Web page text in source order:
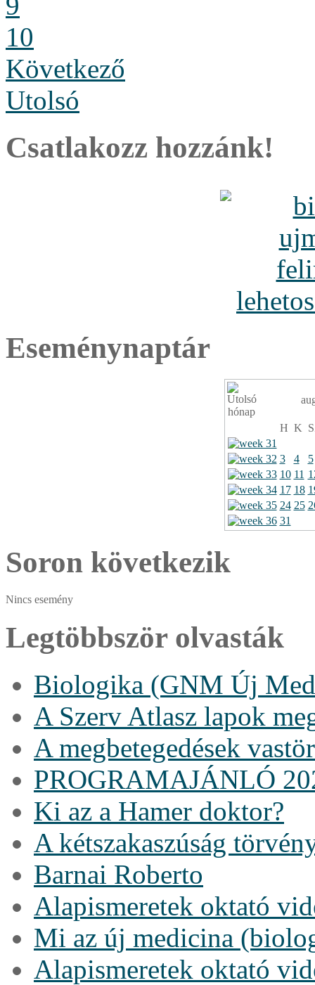
10
Következő
Utolsó
Csatlakozz hozzánk!
Eseménynaptár
H K
3 4
5
10 11
17 18
24 25
31
Soron következik
Nincs esemény
Legtöbbször olvasták
Biologika (GNM Új
A Szerv Atlasz lapok
A megbetegedések
PROGRAMAJÁNLÓ
Ki az a Hamer doktor?
A kétszakaszúság
Barnai Roberto
Alapismeretek oktató
Mi az új medicina
Alapismeretek oktató